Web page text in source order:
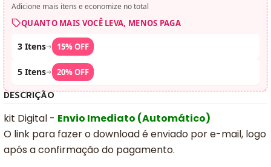
Adicione mais itens e economize no total
QUANTO MAIS VOCÊ LEVA, MENOS PAGA
3 Itens➜ 15% OFF
5 Itens➜ 20% OFF
DESCRIÇÃO
kit Digital - Envio Imediato (Automático)
O link para fazer o download é enviado por e-mail, logo
após a confirmação do pagamento.